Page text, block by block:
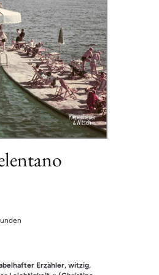
Erzähler, witzig,